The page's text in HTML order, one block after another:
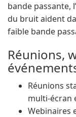
bande passante,
du bruit aident
faible bande
Réunions,
Réunions
multi-écran
Webinaires